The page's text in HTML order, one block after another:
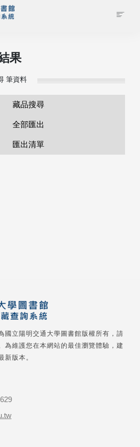
果
筆資料
藏品搜尋
全部匯出
匯出清單
國立陽明交通大學圖書館版權所有，請
為維護您在本網站的最佳瀏覽體驗，建
新版本。